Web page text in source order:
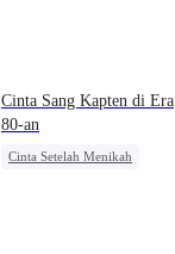
Cinta Sang Kapten di Era
80-an
Cinta Setelah Menikah